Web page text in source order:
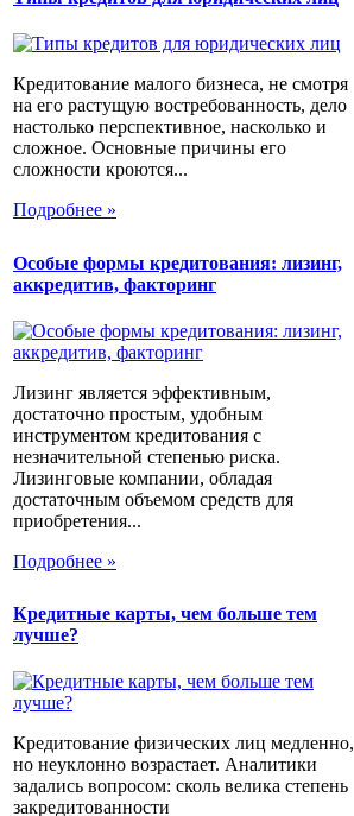
Кредитование малого бизнеса, не смотря
на его растущую востребованность, дело
настолько перспективное, насколько и
сложное. Основные причины его
сложности кроются...
Подробнее »
Особые формы кредитования: лизинг,
аккредитив, факторинг
Лизинг является эффективным,
достаточно простым, удобным
инструментом кредитования с
незначительной степенью риска.
Лизинговые компании, обладая
достаточным объемом средств для
приобретения...
Подробнее »
Кредитные карты, чем больше тем
лучше?
Кредитование физических лиц медленно,
но неуклонно возрастает. Аналитики
задались вопросом: сколь велика степень
закредитованности